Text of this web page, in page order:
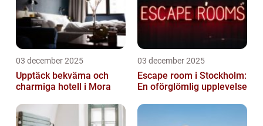
03 december 2025
Upptäck bekväma och
charmiga hotell i Mora
03 december 2025
Escape room i Stockholm:
En oförglömlig upplevelse